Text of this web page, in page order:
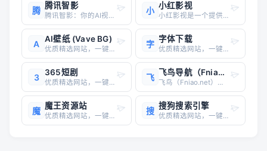
腾 腾讯智影
腾讯智影：你的AI视频创作助手腾讯智影，一个由腾讯推出的云端智能视频创作平台，致力于为用户提供高效、便捷、智能的视频创作体验。无论你是视频创作新手，还是专业剪辑师，腾讯智影都能满足你的需求，助你轻松打造精彩视频。腾讯智影的核心优势： AI赋能，创作更高效： 腾讯智影集成了强大的
小 小红影视
小红影视是一个提供国内外的电影、电视剧、综艺、动漫资源的综合影视网站，目前约有50,000余部的影片资源，可以满足日常的追剧需求。站内的所有资源目前可以通过网页在线观看，暂不支持APP客户端。网页播放器的功能比较简单，仅支持投屏功能，暂不支持弹幕视频。在小红影视首页有电影、电视剧的推荐，暂无
A AI壁纸 (Vave BG)
优质精选网站，一键直达
字 字体下载
优质精选网站，一键直达
3 365短剧
优质精选网站，一键直达
飞 飞鸟导航（Fniao.net）
飞鸟（Fniao.net），以收录推荐优质网址内容为主，同时有好看的电影、电视剧、韩剧推荐，软件分享，字体下载，软件下载，站长工具，建站教程，wordpress主题、wordpress教程，设计类素材与作品欣赏等，来飞鸟，推你所想，见你未见！
魔 魔王资源站
优质精选网站，一键直达
搜 搜狗搜索引擎
优质精选网站，一键直达